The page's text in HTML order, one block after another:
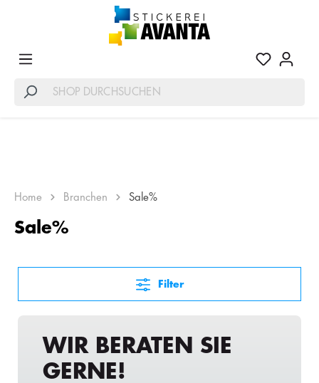
SALES VON STICKEREI AVANTA
Home Branchen Sale%
Sale%
Filter
WIR BERATEN SIE
GERNE!